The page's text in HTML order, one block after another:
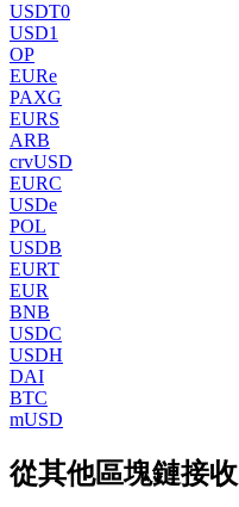
USDT0
USD1
OP
EURe
PAXG
EURS
ARB
crvUSD
EURC
USDe
POL
USDB
EURT
EUR
BNB
USDC
USDH
DAI
BTC
mUSD
從其他區塊鏈接收